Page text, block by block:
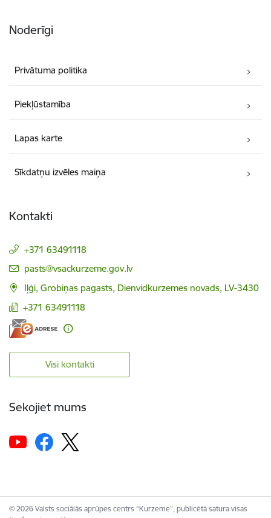
Noderīgi
Privātuma politika
Piekļūstamība
Lapas karte
Sīkdatņu izvēles maiņa
Kontakti
+371 63491118
E-pasts:
pasts@vsackurzeme.gov.lv
Iļģi, Grobiņas pagasts, Dienvidkurzemes novads, LV-3430
+371 63491118
Visi kontakti
Sekojiet mums
© 2026 Valsts sociālās aprūpes centrs “Kurzeme”, publicētā satura visas